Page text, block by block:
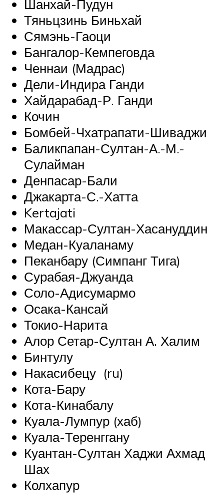
Шанхай-Пудун
Тяньцзинь Биньхай
Сямэнь-Гаоци
Бангалор-Кемпеговда
Ченнаи (Мадрас)
Дели-Индира Ганди
Хайдарабад-Р. Ганди
Кочин
Бомбей-Чхатрапати-Шиваджи
Баликпапан-Султан-А.-М.-
Сулайман
Денпасар-Бали
Джакарта-С.-Хатта
Kertajati
Макассар-Султан-Хасануддин
Медан-Куаланаму
Пеканбару (Симпанг Тига)
Сурабая-Джуанда
Соло-Адисумармо
Осака-Кансай
Токио-Нарита
Алор Сетар-Султан А. Халим
Бинтулу
Накасибецу (ru)
Кота-Бару
Кота-Кинабалу
Куала-Лумпур (хаб)
Куала-Теренггану
Куантан-Султан Хаджи Ахмад
Шах
Колхапур